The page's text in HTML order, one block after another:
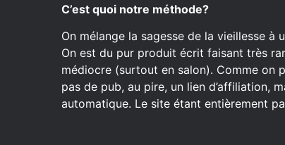
C’est quoi notre méthode?
On mélange la sagesse de la vieillesse à
On est du pur produit écrit faisant très
médiocre (surtout en salon). Comme on
pas de pub, au pire, un lien d’affiliation,
automatique. Le site étant entièrement